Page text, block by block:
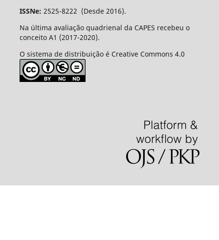
ISSNe: 2525-8222 (Desde 2016).
Na última avaliação quadrienal da CAPES recebeu o
conceito A1 (2017-2020).
O sistema de distribuição é Creative Commons 4.0